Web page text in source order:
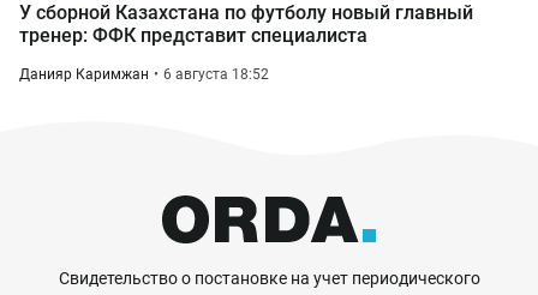
У сборной Казахстана по футболу новый главный
тренер: ФФК представит специалиста
Данияр Каримжан 6 августа 18:52
Свидетельство о постановке на учет периодического